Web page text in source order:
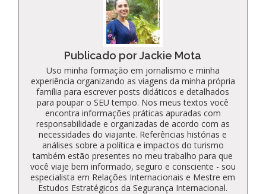
Publicado por Jackie Mota
Uso minha formação em jornalismo e minha
experiência organizando as viagens da minha própria
família para escrever posts didáticos e detalhados
para poupar o SEU tempo. Nos meus textos você
encontra informações práticas apuradas com
responsabilidade e organizadas de acordo com as
necessidades do viajante. Referências histórias e
análises sobre a política e impactos do turismo
também estão presentes no meu trabalho para que
você viaje bem informado, seguro e consciente - sou
especialista em Relações Internacionais e Mestre em
Estudos Estratégicos da Segurança Internacional.